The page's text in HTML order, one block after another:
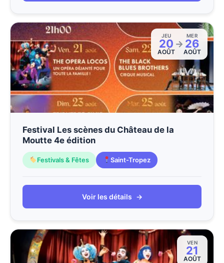
JEU
20
AOÛT
→
MER
26
AOÛT
Festival Les scènes du Château de la
Moutte 4e édition
Festivals & Fêtes Saint-Tropez
Voir les détails →
VEN
21
AOÛT